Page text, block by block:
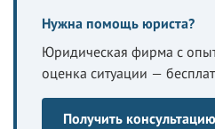
Нужна помощь юриста?
Юридическая фирма с
оценка ситуации —
Получить консультацию